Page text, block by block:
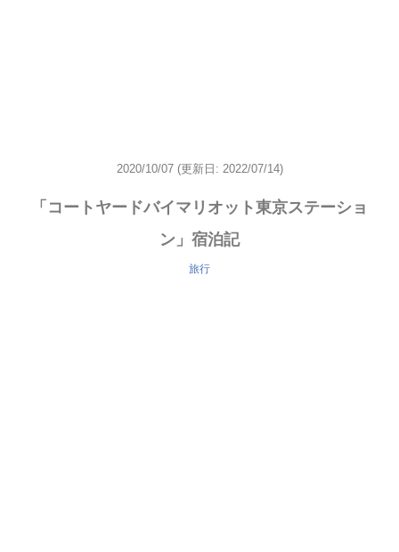
2020/10/07 (更新日: 2022/07/14)
「コートヤードバイマリオット東京ステーショ
ン」宿泊記
旅行